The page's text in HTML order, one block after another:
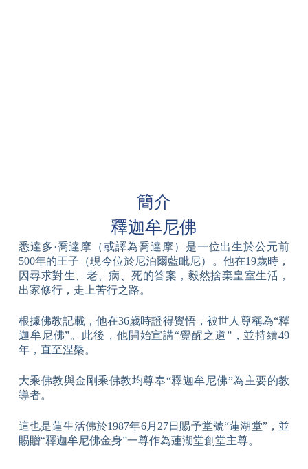
簡介
釋迦牟尼佛
悉達多·喬達摩（或譯為喬達摩）是一位出生於公元前
500年的王子（現今位於尼泊爾藍毗尼）。他在19歲時，
因尋求對生、老、病、死的答案，毅然捨棄皇室生活，
出家修行，走上苦行之路。
根據佛教記載，他在36歲時證得覺悟，被世人尊稱為“釋
迦牟尼佛”。此後，他開始宣講“覺醒之道”，並持續49
年，直至涅槃。
大乘佛教與金剛乘佛教均尊奉“釋迦牟尼佛”為主要的教
導者。
這也是蓮生活佛於1987年6月27日賜予堂號“蓮湖堂”，並
賜贈“釋迦牟尼佛金身”一尊作為蓮湖堂創堂主尊。